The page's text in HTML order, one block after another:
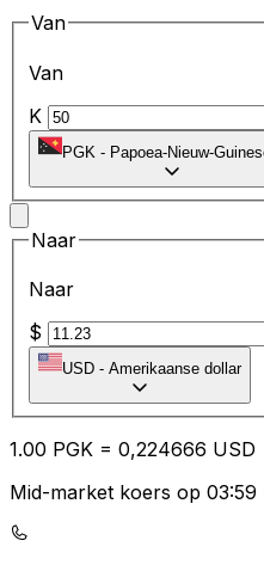
Van
Van
K
PGK - Papoea-Nieuw-
Naar
Naar
$
USD - Amerikaanse dollar
1.00 PGK = 0,224666 USD
Mid-market koers op 03:59